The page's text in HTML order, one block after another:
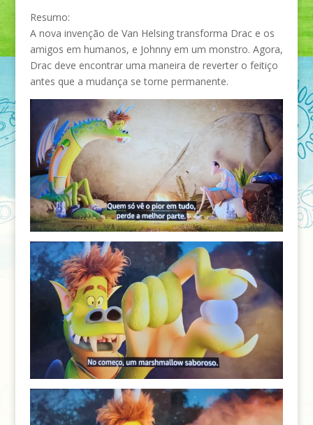
Resumo:
A nova invenção de Van Helsing transforma Drac e os
amigos em humanos, e Johnny em um monstro. Agora,
Drac deve encontrar uma maneira de reverter o feitiço
antes que a mudança se torne permanente.